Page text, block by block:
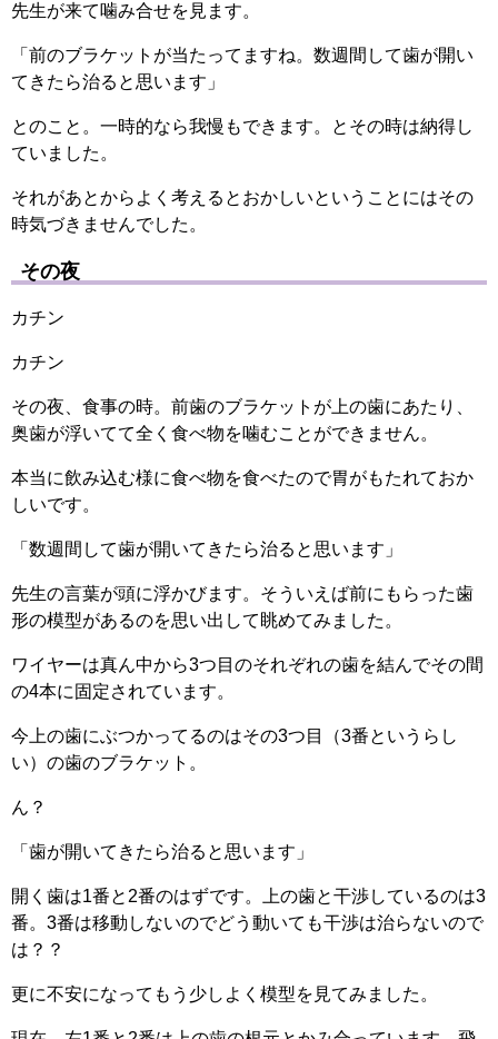
先生が来て噛み合せを見ます。
「前のブラケットが当たってますね。数週間して歯が開い
てきたら治ると思います」
とのこと。一時的なら我慢もできます。とその時は納得し
ていました。
それがあとからよく考えるとおかしいということにはその
時気づきませんでした。
その夜
カチン
カチン
その夜、食事の時。前歯のブラケットが上の歯にあたり、
奥歯が浮いてて全く食べ物を噛むことができません。
本当に飲み込む様に食べ物を食べたので胃がもたれておか
しいです。
「数週間して歯が開いてきたら治ると思います」
先生の言葉が頭に浮かびます。そういえば前にもらった歯
形の模型があるのを思い出して眺めてみました。
ワイヤーは真ん中から3つ目のそれぞれの歯を結んでその間
の4本に固定されています。
今上の歯にぶつかってるのはその3つ目（3番というらし
い）の歯のブラケット。
ん？
「歯が開いてきたら治ると思います」
開く歯は1番と2番のはずです。上の歯と干渉しているのは3
番。3番は移動しないのでどう動いても干渉は治らないので
は？？
更に不安になってもう少しよく模型を見てみました。